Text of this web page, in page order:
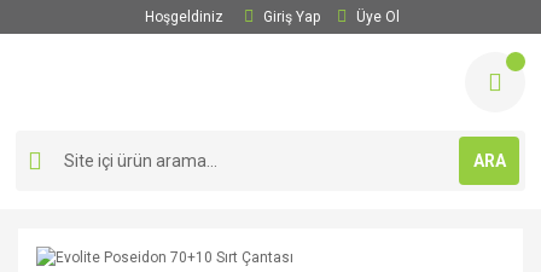
Hoşgeldiniz Giriş Yap Üye Ol
ARA